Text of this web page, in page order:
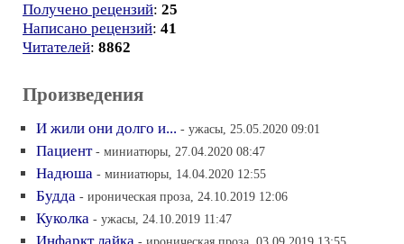
Получено рецензий: 25
Написано рецензий: 41
Читателей: 8862
Произведения
И жили они долго и... - ужасы, 25.05.2020 09:01
Пациент - миниатюры, 27.04.2020 08:47
Надюша - миниатюры, 14.04.2020 12:55
Будда - ироническая проза, 24.10.2019 12:06
Куколка - ужасы, 24.10.2019 11:47